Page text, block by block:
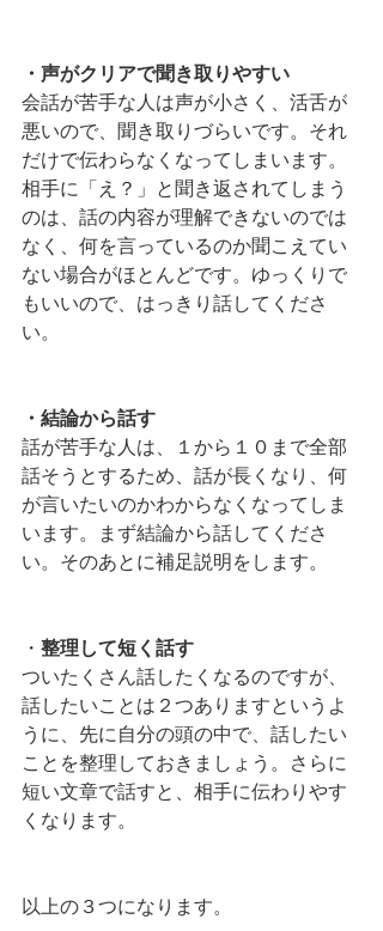
・声がクリアで聞き取りやすい
会話が苦手な人は声が小さく、活舌が
悪いので、聞き取りづらいです。それ
だけで伝わらなくなってしまいます。
相手に「え？」と聞き返されてしまう
のは、話の内容が理解できないのでは
なく、何を言っているのか聞こえてい
ない場合がほとんどです。ゆっくりで
もいいので、はっきり話してくださ
い。
・結論から話す
話が苦手な人は、１から１０まで全部
話そうとするため、話が長くなり、何
が言いたいのかわからなくなってしま
います。まず結論から話してくださ
い。そのあとに補足説明をします。
・ 整理して短く話す
ついたくさん話したくなるのですが、
話したいことは２つありますというよ
うに、先に自分の頭の中で、話したい
ことを整理しておきましょう。さらに
短い文章で話すと、相手に伝わりやす
くなります。
以上の３つになります。